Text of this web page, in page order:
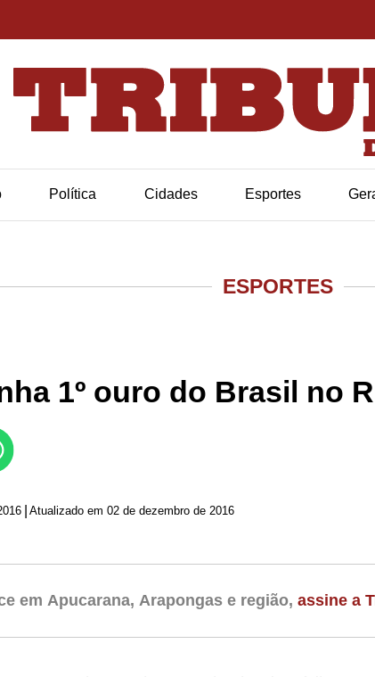
Política Cidades Esportes
ESPORTES
1º ouro do Brasil no
de 2016 Atualizado em 02 de dezembro de 2016
em Apucarana, Arapongas e região, assine a